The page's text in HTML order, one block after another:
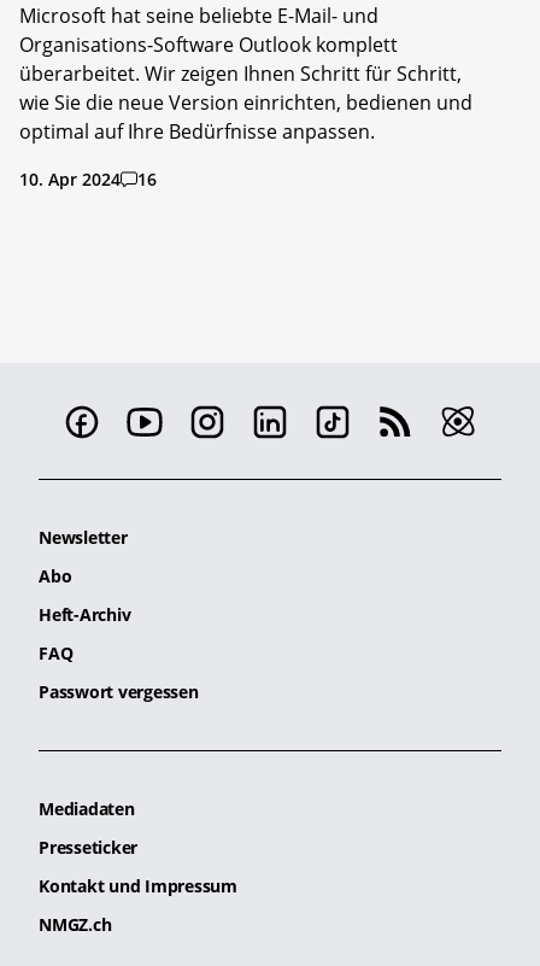
Microsoft hat seine beliebte E-Mail- und
Organisations-Software Outlook komplett
überarbeitet. Wir zeigen Ihnen Schritt für Schritt,
wie Sie die neue Version einrichten, bedienen und
optimal auf Ihre Bedürfnisse anpassen.
10. Apr 2024 16
Newsletter
Abo
Heft-Archiv
FAQ
Passwort vergessen
Mediadaten
Presseticker
Kontakt und Impressum
NMGZ.ch